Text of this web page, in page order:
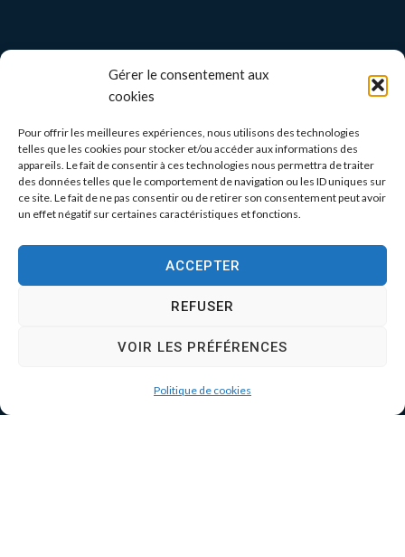
Gérer le consentement aux
cookies
Pour offrir les meilleures expériences, nous utilisons des technologies
telles que les cookies pour stocker et/ou accéder aux informations des
appareils. Le fait de consentir à ces technologies nous permettra de traiter
des données telles que le comportement de navigation ou les ID uniques sur
ce site. Le fait de ne pas consentir ou de retirer son consentement peut avoir
un effet négatif sur certaines caractéristiques et fonctions.
ACCEPTER
REFUSER
VOIR LES PRÉFÉRENCES
Politique de cookies